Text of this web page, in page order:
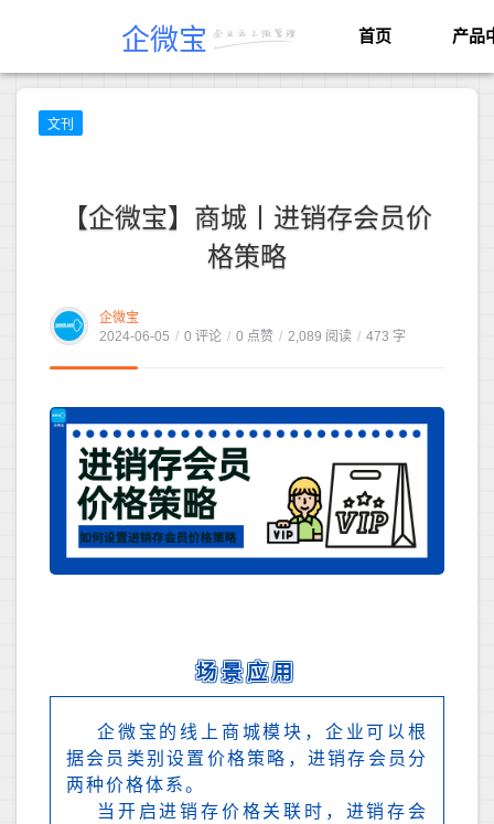
企微宝 首页 产品
文刊
【企微宝】商城丨进销存会员价
格策略
企微宝
2024-06-05 / 0 评论 / 0 点赞 / 2,089 阅读 / 473 字
场景应用
企微宝的线上商城模块，企业可以根
据会员类别设置价格策略，进销存会员分
两种价格体系。
当开启进销存价格关联时，进销存会